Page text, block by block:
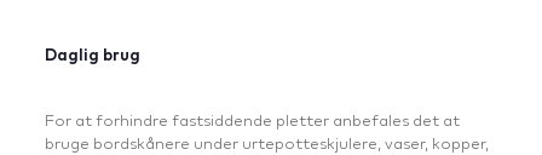
Daglig brug
For at forhindre fastsiddende pletter anbefales det at
bruge bordskånere under urtepotteskjulere, vaser, kopper,